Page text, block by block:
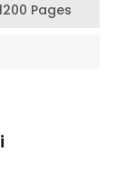
Pages